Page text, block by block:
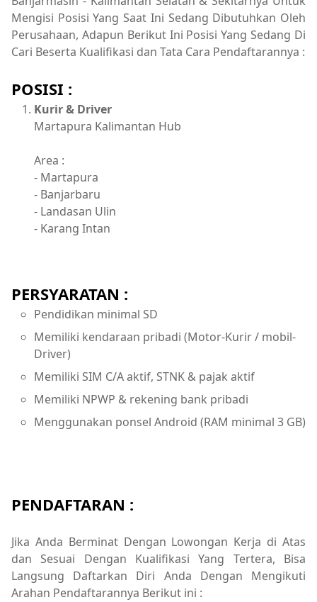
Mengisi Posisi Yang Saat Ini Sedang Dibutuhkan Oleh
Perusahaan, Adapun Berikut Ini Posisi Yang Sedang Di
Cari Beserta Kualifikasi dan Tata Cara Pendaftarannya :
POSISI :
Kurir & Driver
Martapura Kalimantan Hub
Area :
- Martapura
- Banjarbaru
- Landasan Ulin
- Karang Intan
PERSYARATAN :
Pendidikan minimal SD
Memiliki kendaraan pribadi (Motor-Kurir / mobil-
Driver)
Memiliki SIM C/A aktif, STNK & pajak aktif
Memiliki NPWP & rekening bank pribadi
Menggunakan ponsel Android (RAM minimal 3 GB)
PENDAFTARAN :
Jika Anda Berminat Dengan Lowongan Kerja di Atas
dan Sesuai Dengan Kualifikasi Yang Tertera, Bisa
Langsung Daftarkan Diri Anda Dengan Mengikuti
Arahan Pendaftarannya Berikut ini :